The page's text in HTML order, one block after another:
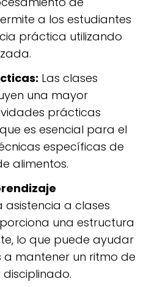
a los estudiantes
práctica utilizando
Las clases
una mayor
prácticas
es esencial para el
específicas de
alimentos.
asistencia a clases
una estructura
lo que puede ayudar
a mantener un ritmo de